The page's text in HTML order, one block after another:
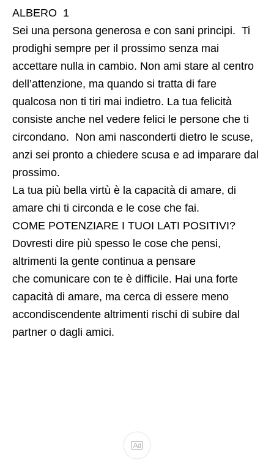
ALBERO 1
Sei una persona generosa e con sani principi. Ti
prodighi sempre per il prossimo senza mai
accettare nulla in cambio. Non ami stare al centro
dell’attenzione, ma quando si tratta di fare
qualcosa non ti tiri mai indietro. La tua felicità
consiste anche nel vedere felici le persone che ti
circondano. Non ami nasconderti dietro le scuse,
anzi sei pronto a chiedere scusa e ad imparare dal
prossimo.
La tua più bella virtù è la capacità di amare, di
amare chi ti circonda e le cose che fai.
COME POTENZIARE I TUOI LATI POSITIVI?
Dovresti dire più spesso le cose che pensi,
altrimenti la gente continua a pensare
che comunicare con te è difficile. Hai una forte
capacità di amare, ma cerca di essere meno
accondiscendente altrimenti rischi di subire dal
partner o dagli amici.
Ad